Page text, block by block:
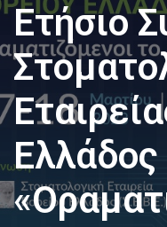
Ετήσιο
Ελλάδος